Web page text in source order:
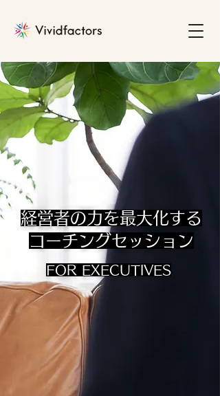
経営者の力を最大化する
コーチングセッション
FOR EXECUTIVES